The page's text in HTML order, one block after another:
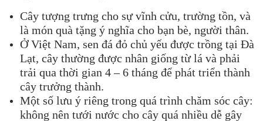
Cây tượng trưng cho sự vĩnh cửu, trường tồn, và
là món quà tặng ý nghĩa cho bạn bè, người thân.
Ở Việt Nam, sen đá đỏ chủ yếu được trồng tại Đà
Lạt, cây thường được nhân giống từ lá và phải
trải qua thời gian 4 – 6 tháng để phát triển thành
cây trưởng thành.
Một số lưu ý riêng trong quá trình chăm sóc cây:
không nên tưới nước cho cây quá nhiều dễ gây